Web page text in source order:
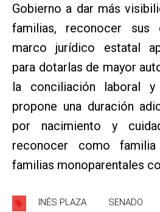
Gobierno a dar más
familias, reconocer sus
marco jurídico estatal
para dotarlas de mayor
la conciliación laboral y
propone una duración
por nacimiento y
reconocer como
familias monoparentales
INÉS PLAZA SENADO